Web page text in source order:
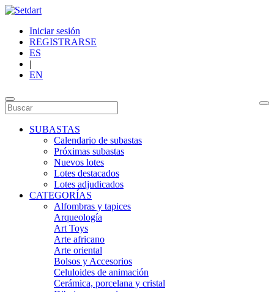
Iniciar sesión
REGISTRARSE
ES
|
EN
SUBASTAS
Calendario de subastas
Próximas subastas
Nuevos lotes
Lotes destacados
Lotes adjudicados
CATEGORÍAS
Alfombras y tapices
Arqueología
Art Toys
Arte africano
Arte oriental
Bolsos y Accesorios
Celuloides de animación
Cerámica, porcelana y cristal